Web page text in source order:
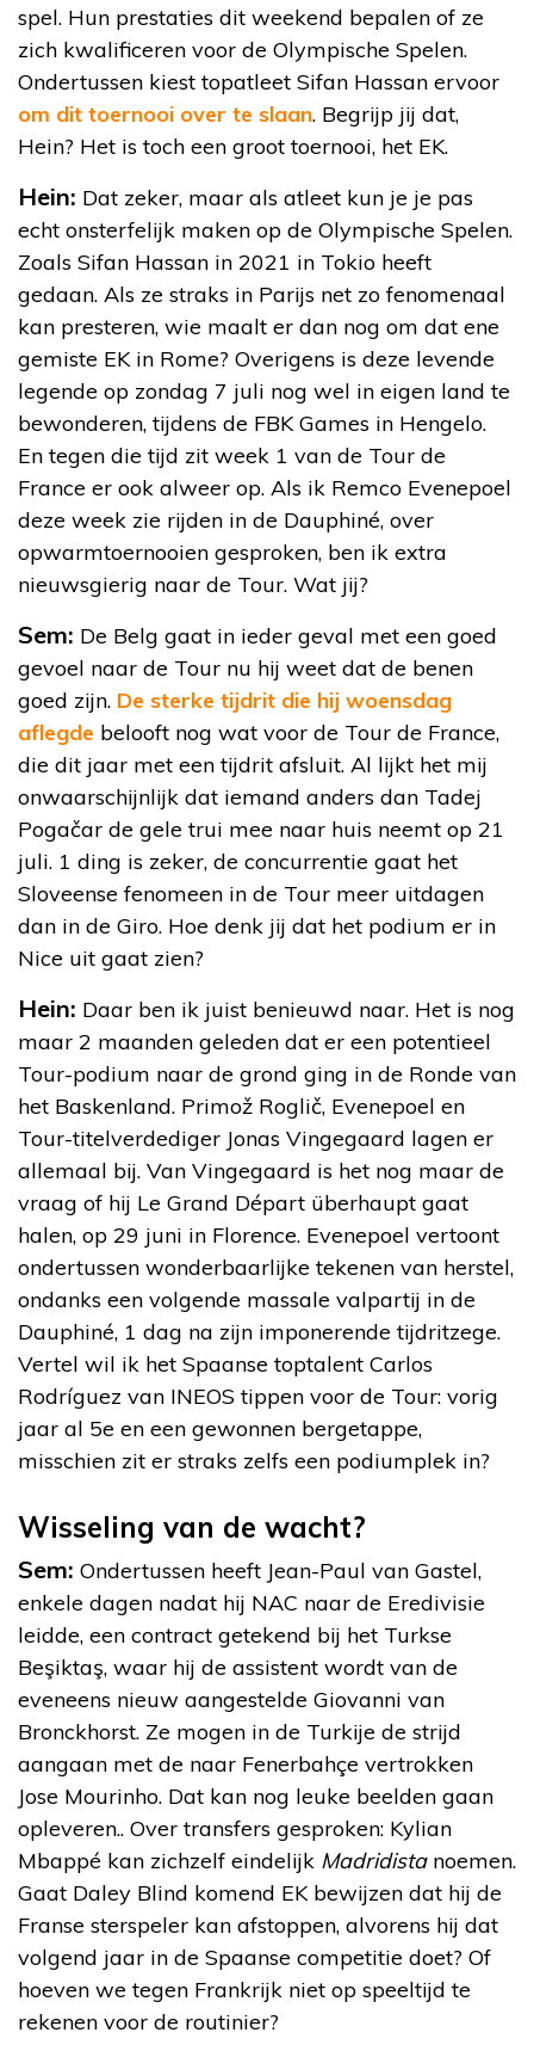
spel. Hun prestaties dit weekend bepalen of ze
zich kwalificeren voor de Olympische Spelen.
Ondertussen kiest topatleet Sifan Hassan ervoor
om dit toernooi over te slaan. Begrijp jij dat,
Hein? Het is toch een groot toernooi, het EK.
Hein: Dat zeker, maar als atleet kun je je pas
echt onsterfelijk maken op de Olympische Spelen.
Zoals Sifan Hassan in 2021 in Tokio heeft
gedaan. Als ze straks in Parijs net zo fenomenaal
kan presteren, wie maalt er dan nog om dat ene
gemiste EK in Rome? Overigens is deze levende
legende op zondag 7 juli nog wel in eigen land te
bewonderen, tijdens de FBK Games in Hengelo.
En tegen die tijd zit week 1 van de Tour de
France er ook alweer op. Als ik Remco Evenepoel
deze week zie rijden in de Dauphiné, over
opwarmtoernooien gesproken, ben ik extra
nieuwsgierig naar de Tour. Wat jij?
Sem: De Belg gaat in ieder geval met een goed
gevoel naar de Tour nu hij weet dat de benen
goed zijn. De sterke tijdrit die hij woensdag
aflegde belooft nog wat voor de Tour de France,
die dit jaar met een tijdrit afsluit. Al lijkt het mij
onwaarschijnlijk dat iemand anders dan Tadej
Pogačar de gele trui mee naar huis neemt op 21
juli. 1 ding is zeker, de concurrentie gaat het
Sloveense fenomeen in de Tour meer uitdagen
dan in de Giro. Hoe denk jij dat het podium er in
Nice uit gaat zien?
Hein: Daar ben ik juist benieuwd naar. Het is nog
maar 2 maanden geleden dat er een potentieel
Tour-podium naar de grond ging in de Ronde van
het Baskenland. Primož Roglič, Evenepoel en
Tour-titelverdediger Jonas Vingegaard lagen er
allemaal bij. Van Vingegaard is het nog maar de
vraag of hij Le Grand Départ überhaupt gaat
halen, op 29 juni in Florence. Evenepoel vertoont
ondertussen wonderbaarlijke tekenen van herstel,
ondanks een volgende massale valpartij in de
Dauphiné, 1 dag na zijn imponerende tijdritzege.
Vertel wil ik het Spaanse toptalent Carlos
Rodríguez van INEOS tippen voor de Tour: vorig
jaar al 5e en een gewonnen bergetappe,
misschien zit er straks zelfs een podiumplek in?
Wisseling van de wacht?
Sem: Ondertussen heeft Jean-Paul van Gastel,
enkele dagen nadat hij NAC naar de Eredivisie
leidde, een contract getekend bij het Turkse
Beşiktaş, waar hij de assistent wordt van de
eveneens nieuw aangestelde Giovanni van
Bronckhorst. Ze mogen in de Turkije de strijd
aangaan met de naar Fenerbahçe vertrokken
Jose Mourinho. Dat kan nog leuke beelden gaan
opleveren.. Over transfers gesproken: Kylian
Mbappé kan zichzelf eindelijk Madridistanoemen.
Gaat Daley Blind komend EK bewijzen dat hij de
Franse sterspeler kan afstoppen, alvorens hij dat
volgend jaar in de Spaanse competitie doet? Of
hoeven we tegen Frankrijk niet op speeltijd te
rekenen voor de routinier?